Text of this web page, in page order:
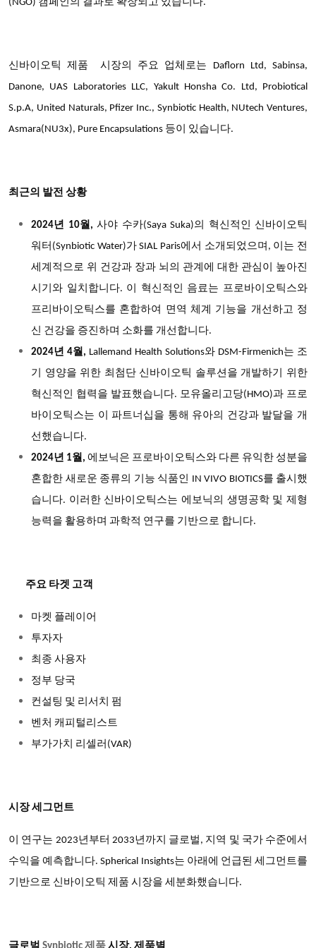
(NGO) 캠페인의 결과로 확장되고 있습니다.
신바이오틱 제품 시장의 주요 업체로는 Daflorn Ltd, Sabinsa,
Danone, UAS Laboratories LLC, Yakult Honsha Co. Ltd, Probiotical
S.p.A, United Naturals, Pfizer Inc., Synbiotic Health, NUtech Ventures,
Asmara(NU3x), Pure Encapsulations 등이 있습니다.
최근의 발전 상황
2024년 10월, 사야 수카(Saya Suka)의 혁신적인 신바이오틱
워터(Synbiotic Water)가 SIAL Paris에서 소개되었으며, 이는 전
세계적으로 위 건강과 장과 뇌의 관계에 대한 관심이 높아진
시기와 일치합니다. 이 혁신적인 음료는 프로바이오틱스와
프리바이오틱스를 혼합하여 면역 체계 기능을 개선하고 정
신 건강을 증진하며 소화를 개선합니다.
2024년 4월, Lallemand Health Solutions와 DSM-Firmenich는 조
기 영양을 위한 최첨단 신바이오틱 솔루션을 개발하기 위한
혁신적인 협력을 발표했습니다. 모유올리고당(HMO)과 프로
바이오틱스는 이 파트너십을 통해 유아의 건강과 발달을 개
선했습니다.
2024년 1월, 에보닉은 프로바이오틱스와 다른 유익한 성분을
혼합한 새로운 종류의 기능 식품인 IN VIVO BIOTICS를 출시했
습니다. 이러한 신바이오틱스는 에보닉의 생명공학 및 제형
능력을 활용하며 과학적 연구를 기반으로 합니다.
주요 타겟 고객
마켓 플레이어
투자자
최종 사용자
정부 당국
컨설팅 및 리서치 펌
벤처 캐피털리스트
부가가치 리셀러(VAR)
시장 세그먼트
이 연구는 2023년부터 2033년까지 글로벌, 지역 및 국가 수준에서
수익을 예측합니다. Spherical Insights는 아래에 언급된 세그먼트를
기반으로 신바이오틱 제품 시장을 세분화했습니다.